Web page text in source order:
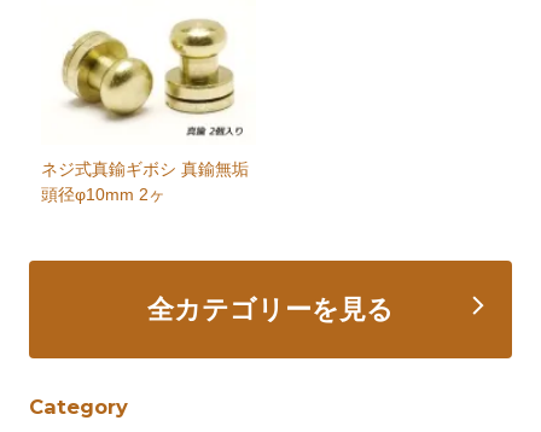
ネジ式真鍮ギボシ 真鍮無垢
頭径φ10mm 2ヶ
全カテゴリーを見る
Category